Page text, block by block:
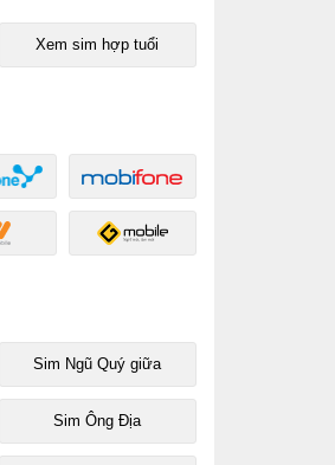
Xem sim hợp tuổi
Sim Ngũ Quý giữa
Sim Ông Địa